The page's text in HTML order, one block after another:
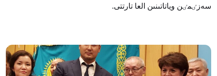
سەزٸمٸن وياتاتىنىن العا تارتتى.